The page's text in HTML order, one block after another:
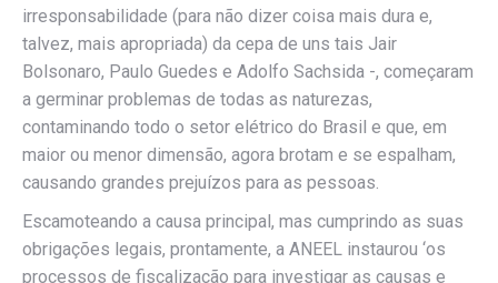
irresponsabilidade (para não dizer coisa mais dura e,
talvez, mais apropriada) da cepa de uns tais Jair
Bolsonaro, Paulo Guedes e Adolfo Sachsida -, começaram
a germinar problemas de todas as naturezas,
contaminando todo o setor elétrico do Brasil e que, em
maior ou menor dimensão, agora brotam e se espalham,
causando grandes prejuízos para as pessoas.
Escamoteando a causa principal, mas cumprindo as suas
obrigações legais, prontamente, a ANEEL instaurou ‘os
processos de fiscalização para investigar as causas e